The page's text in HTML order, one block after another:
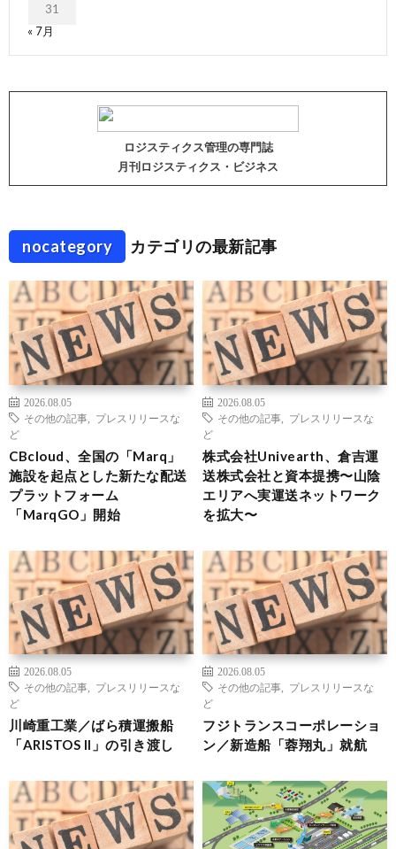
31
« 7月
ロジスティクス管理の専門誌
月刊ロジスティクス・ビジネス
nocategory カテゴリの最新記事
2026.08.05
その他の記事
プレスリリースな
ど
CBcloud、全国の「Marq」
施設を起点とした新たな配送
プラットフォーム
「MarqGO」開始
2026.08.05
その他の記事
プレスリリースな
ど
株式会社Univearth、倉吉運
送株式会社と資本提携〜山陰
エリアへ実運送ネットワーク
を拡大〜
2026.08.05
その他の記事
プレスリリースな
ど
川崎重工業／ばら積運搬船
「ARISTOS II」の引き渡し
2026.08.05
その他の記事
プレスリリースな
ど
フジトランスコーポレーショ
ン／新造船「蓉翔丸」就航